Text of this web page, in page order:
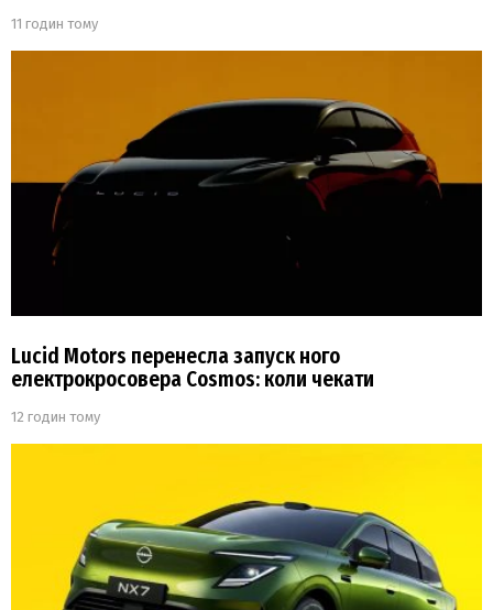
11 годин тому
Lucid Motors перенесла запуск ного
електрокросовера Cosmos: коли чекати
12 годин тому